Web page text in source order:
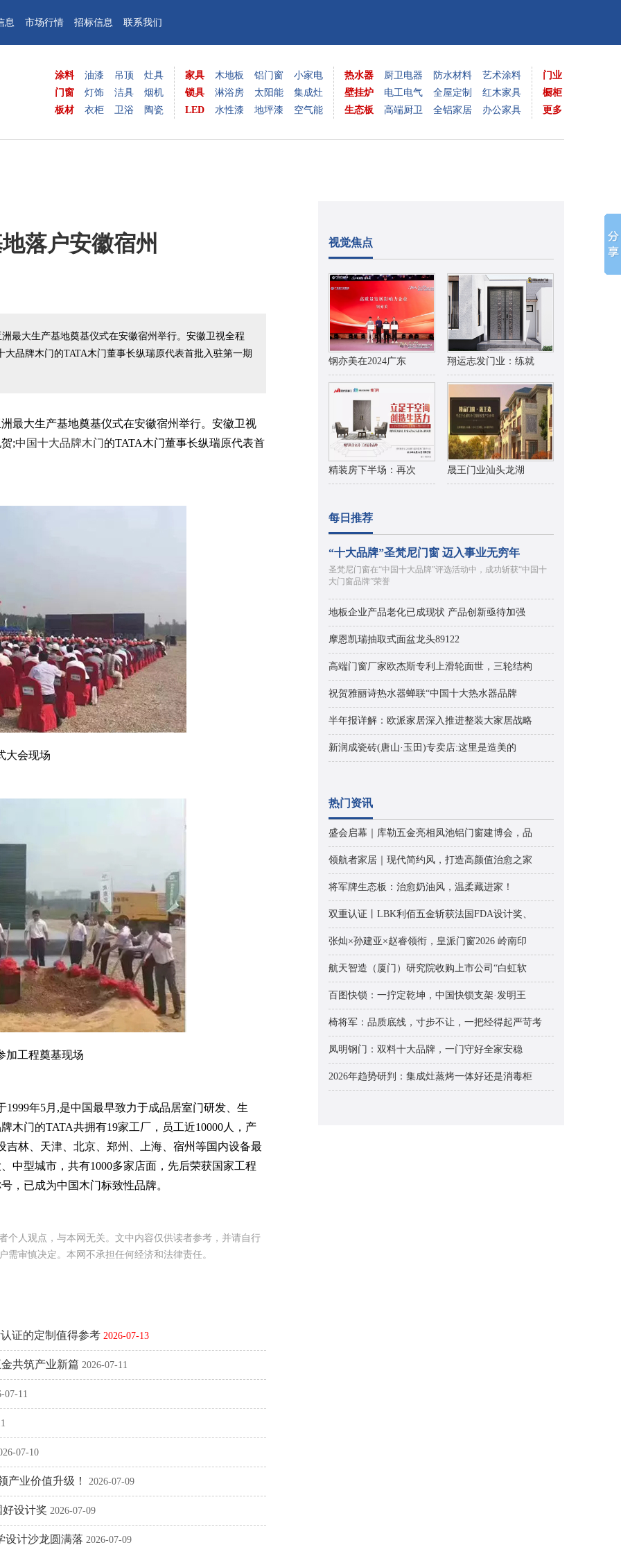
息 市场行情 招标信息 联系我们
涂料
门窗
板材
油漆
灯饰
衣柜
吊顶
洁具
卫浴
灶具
烟机
陶瓷
家具
锁具
LED
木地板
淋浴房
水性漆
铝门窗
太阳能
地坪漆
小家电
集成灶
空气能
热水器
壁挂炉
生态板
厨卫电器
电工电气
高端厨卫
防水材料
全屋定制
全铝家居
艺术涂料
红木家具
办公家具
门业
橱柜
更多
落户安徽宿州
最大生产基地奠基仪式在安徽宿州举行。安徽卫视全程
品牌木门的TATA木门董事长纵瑞原代表首批入驻第一期
最大生产基地奠基仪式在安徽宿州举行。安徽卫视
;中国十大品牌木门的TATA木门董事长纵瑞原代表首
大会现场
加工程奠基现场
年5月,是中国最早致力于成品居室门研发、生
木门的TATA共拥有19家工厂，员工近10000人，产
林、天津、北京、郑州、上海、宿州等国内设备最
中型城市，共有1000多家店面，先后荣获国家工程
，已成为中国木门标致性品牌。
个人观点，与本网无关。文中内容仅供读者参考，并请自行
审慎决定。本网不承担任何经济和法律责任。
证的定制值得参考 2026-07-13
共筑产业新篇 2026-07-11
07-11
07-10
产业价值升级！ 2026-07-09
设计奖 2026-07-09
设计沙龙圆满落 2026-07-09
视觉焦点
钢亦美在2024广东 翔运志发门业：练就
精装房下半场：再次 晟王门业汕头龙湖
每日推荐
“十大品牌”圣梵尼门窗 迈入事业无穷年
圣梵尼门窗在“中国十大品牌”评选活动中，成功斩获“中国十
大门窗品牌”荣誉
地板企业产品老化已成现状 产品创新亟待加强
摩恩凯瑞抽取式面盆龙头89122
高端门窗厂家欧杰斯专利上滑轮面世，三轮结构
祝贺雅丽诗热水器蝉联“中国十大热水器品牌
半年报详解：欧派家居深入推进整装大家居战略
新润成瓷砖(唐山·玉田)专卖店:这里是造美的
热门资讯
盛会启幕｜库勒五金亮相凤池铝门窗建博会，品
领航者家居｜现代简约风，打造高颜值治愈之家
将军牌生态板：治愈奶油风，温柔藏进家！
双重认证丨LBK利佰五金斩获法国FDA设计奖、
张灿×孙建亚×赵睿领衔，皇派门窗2026 岭南印
航天智造（厦门）研究院收购上市公司“白虹软
百图快锁：一拧定乾坤，中国快锁支架·发明王
椅将军：品质底线，寸步不让，一把经得起严苛考
凤明钢门：双料十大品牌，一门守好全家安稳
2026年趋势研判：集成灶蒸烤一体好还是消毒柜